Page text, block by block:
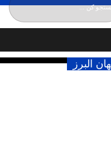
پنجشنبه / ۱۵ مرداد / ۱۴۰۵
البرز